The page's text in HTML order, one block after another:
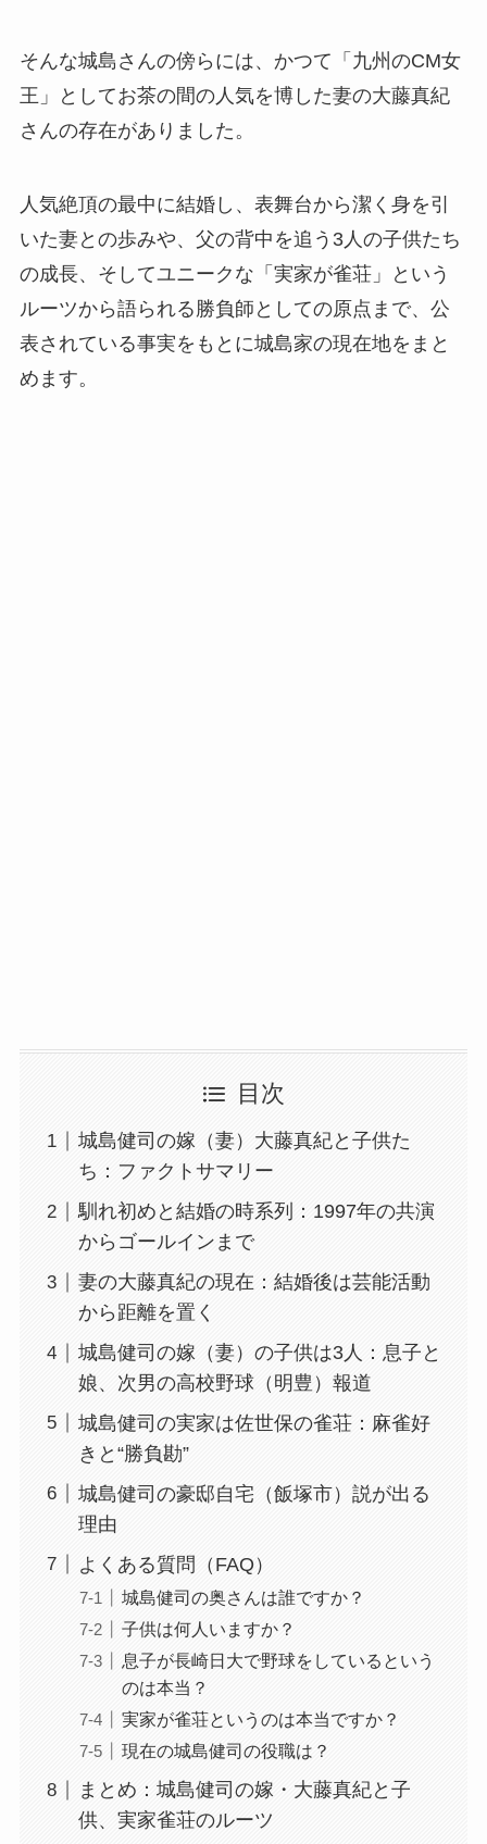
そんな城島さんの傍らには、かつて「九州のCM女
王」としてお茶の間の人気を博した妻の大藤真紀
さんの存在がありました。
人気絶頂の最中に結婚し、表舞台から潔く身を引
いた妻との歩みや、父の背中を追う3人の子供たち
の成長、そしてユニークな「実家が雀荘」という
ルーツから語られる勝負師としての原点まで、公
表されている事実をもとに城島家の現在地をまと
めます。
目次
城島健司の嫁（妻）大藤真紀と子供た
ち：ファクトサマリー
馴れ初めと結婚の時系列：1997年の共演
からゴールインまで
妻の大藤真紀の現在：結婚後は芸能活動
から距離を置く
城島健司の嫁（妻）の子供は3人：息子と
娘、次男の高校野球（明豊）報道
城島健司の実家は佐世保の雀荘：麻雀好
きと“勝負勘”
城島健司の豪邸自宅（飯塚市）説が出る
理由
よくある質問（FAQ）
城島健司の奥さんは誰ですか？
子供は何人いますか？
息子が長崎日大で野球をしているという
のは本当？
実家が雀荘というのは本当ですか？
現在の城島健司の役職は？
まとめ：城島健司の嫁・大藤真紀と子
供、実家雀荘のルーツ